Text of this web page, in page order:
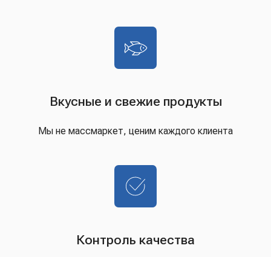
Вкусные и свежие продукты
Мы не массмаркет, ценим каждого клиента
Контроль качества